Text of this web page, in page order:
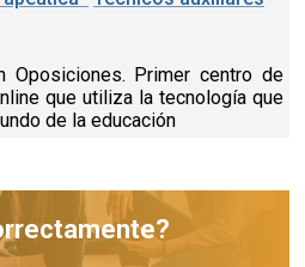
Oposiciones. Primer centro de
que utiliza la tecnología que
de la educación